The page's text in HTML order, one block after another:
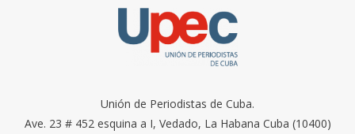
Unión de Periodistas de Cuba.
Ave. 23 # 452 esquina a I, Vedado, La Habana Cuba (10400)